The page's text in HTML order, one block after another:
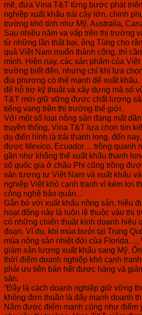
mẽ, đưa Vina T&T từng bước phát
nghiệp xuất khẩu trái cây lớn, chinh
trường khó tính như Mỹ, Australia,
Sau nhiều năm va vấp trên thị trường
từ những lần thất bại, ông Tùng cho
quả Việt Nam muốn thành công, thì
mình. Hiện nay, các sản phẩm của
trường biết đến, nhưng chỉ khi lựa
địa phương có thế mạnh để xuất
để hỗ trợ kỹ thuật và xây dựng mã số
T&T mới giữ vững được chất lượng
tiếng vang trên thị trường thế giới.
Với một số loại nông sản đang mất
truyền thống, Vina T&T lựa chọn tìm
dụ điển hình là trái thanh long, đến
được Mexico, Ecuador… trồng quanh
gần như không thể xuất khẩu thanh
số quốc gia ở châu Phi cũng trồng
sản tương tự Việt Nam và xuất khẩu
nghiệp Việt khó cạnh tranh vì kém lợi
công nghệ bảo quản…
Gắn bó với xuất khẩu nông sản, hiểu
hoạt động này là luôn lệ thuộc vào thị
có những chiến thuật kinh doanh hiệu
đoạn. Ví dụ, khi mùa bưởi tại Trung
mùa nông sản nhiệt đới của Florida…,
giảm sản lượng xuất khẩu sang Mỹ.
thời điểm doanh nghiệp khó cạnh
phải ưu tiên bán hết được hàng và
sản.
“Đây là cách doanh nghiệp giữ vững
không đơn thuần là đẩy mạnh doanh
Nắm được điểm mạnh cũng như điểm